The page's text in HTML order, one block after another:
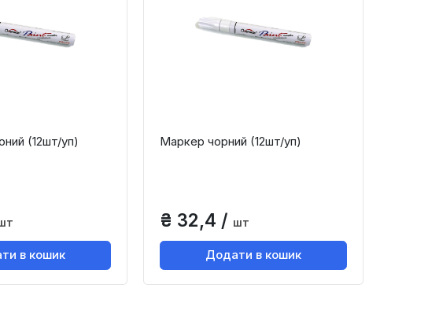
(12шт/уп)
в кошик
Маркер чорний (12шт/уп)
₴ 32,4 / шт
Додати в кошик